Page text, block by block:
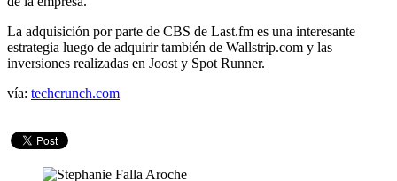
La adquisición por parte de CBS de Last.fm es una interesante
estrategia luego de adquirir también de Wallstrip.com y las
inversiones realizadas en Joost y Spot Runner.
vía: techcrunch.com